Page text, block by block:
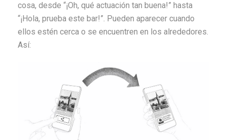
cosa, desde “¡Oh, qué actuación tan buena!” hasta
“¡Hola, prueba este bar!”. Pueden aparecer cuando
ellos estén cerca o se encuentren en los alrededores.
Así: